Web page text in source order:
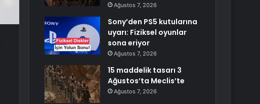
Ağustos 7, 2026
Sony’den PS5 kutularına
uyarı: Fiziksel oyunlar
sona eriyor
Ağustos 7, 2026
15 maddelik tasarı 3
Ağustos’ta Meclis’te
Ağustos 7, 2026